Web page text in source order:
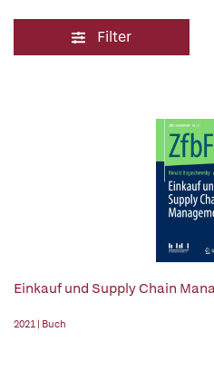
Filter
Einkauf und Supply Chain
2021 | Buch